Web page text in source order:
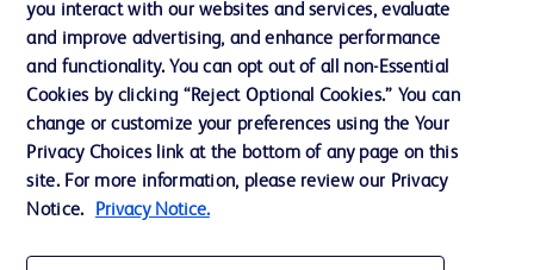
Informe Impuesto Sociedades
Contacto
Preferencias de cookies
Privacidad
Condiciones de uso
you interact with our websites and services, evaluate
and improve advertising, and enhance performance
and functionality. You can opt out of all non-Essential
Cookies by clicking “Reject Optional Cookies.” You can
change or customize your preferences using the Your
Privacy Choices link at the bottom of any page on this
site. For more information, please review our Privacy
Notice.
Privacy Notice.